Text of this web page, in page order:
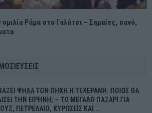
Ράμα στο Γαλάτσι – Σημαίες, πανό,
ΨΗΛΑ ΤΟΝ ΠΗΧΗ Η ΤΕΧΕΡΑΝΗ: ΠΟΙΟΣ ΘΑ
ΤΗΝ ΕΙΡΗΝΗ; – ΤΟ ΜΕΓΑΛΟ ΠΑΖΑΡΙ ΓΙΑ
ΠΕΤΡΕΛΑΙΟ, ΚΥΡΩΣΕΙΣ ΚΑΙ...